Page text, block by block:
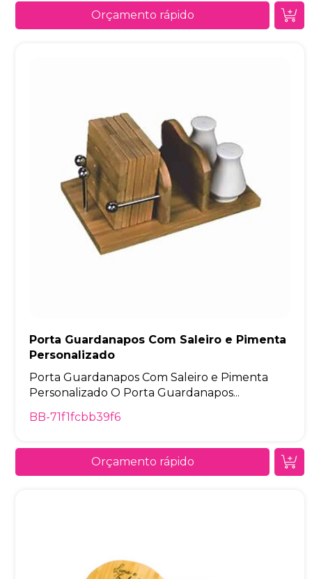
Orçamento rápido
Porta Guardanapos Com Saleiro e Pimenta
Personalizado
Porta Guardanapos Com Saleiro e Pimenta
Personalizado O Porta Guardanapos...
BB-71f1fcbb39f6
Orçamento rápido